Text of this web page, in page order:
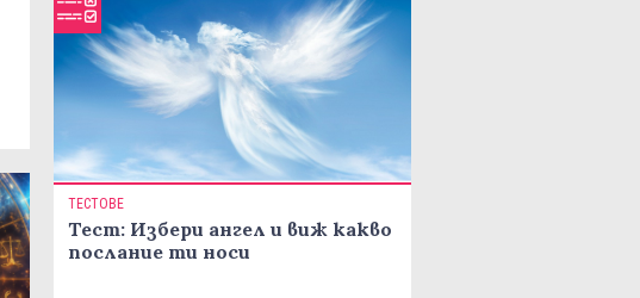
ТЕСТОВЕ
Тест: Избери ангел и виж какво
послание ти носи